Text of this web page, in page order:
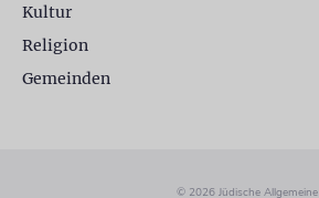
Kultur
Religion
Gemeinden
© 2026 Jüdische Allgemeine